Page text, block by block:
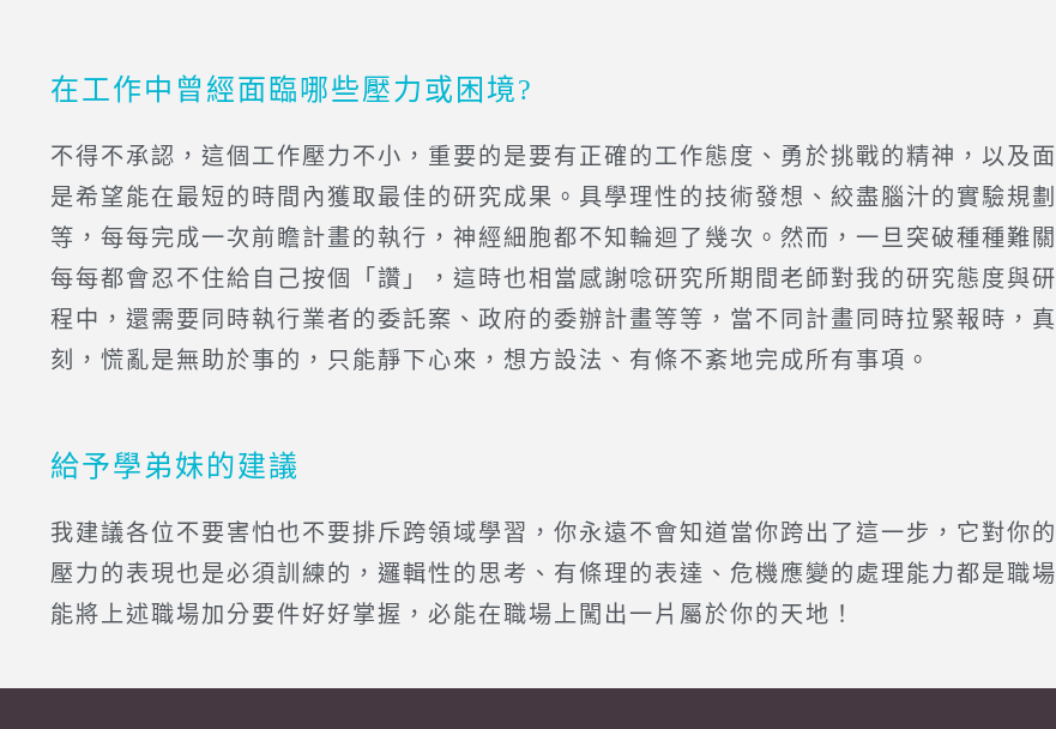
在工作中曾經面臨哪些壓力或困境?
不得不承認，這個工作壓力不小，重要的是要有正確的工作態度、勇於挑戰的精神，以及
是希望能在最短的時間內獲取最佳的研究成果。具學理性的技術發想、絞盡腦汁的實驗規
等，每每完成一次前瞻計畫的執行，神經細胞都不知輪迴了幾次。然而，一旦突破種種難
每每都會忍不住給自己按個「讚」，這時也相當感謝唸研究所期間老師對我的研究態度與
程中，還需要同時執行業者的委託案、政府的委辦計畫等等，當不同計畫同時拉緊報時，
刻，慌亂是無助於事的，只能靜下心來，想方設法、有條不紊地完成所有事項。
給予學弟妹的建議
我建議各位不要害怕也不要排斥跨領域學習，你永遠不會知道當你跨出了這一步，它對你
壓力的表現也是必須訓練的，邏輯性的思考、有條理的表達、危機應變的處理能力都是職
能將上述職場加分要件好好掌握，必能在職場上闖出一片屬於你的天地！